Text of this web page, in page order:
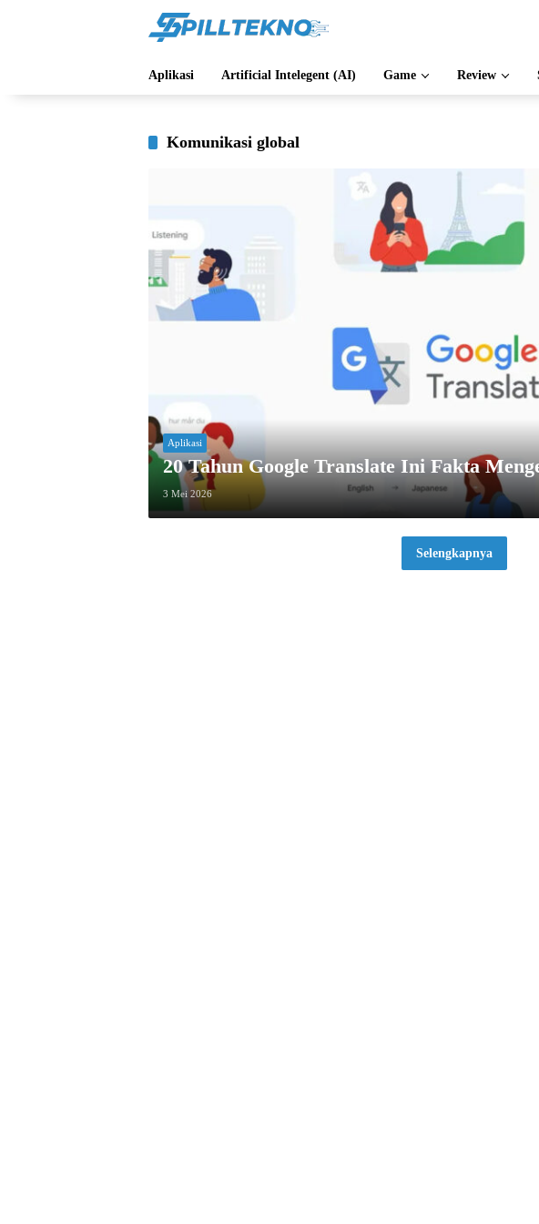
Aplikasi Artificial Intelegent (AI) Game Review
Komunikasi global
Aplikasi
20 Tahun Google Translate Ini Fakta
3 Mei 2026
Selengkapnya